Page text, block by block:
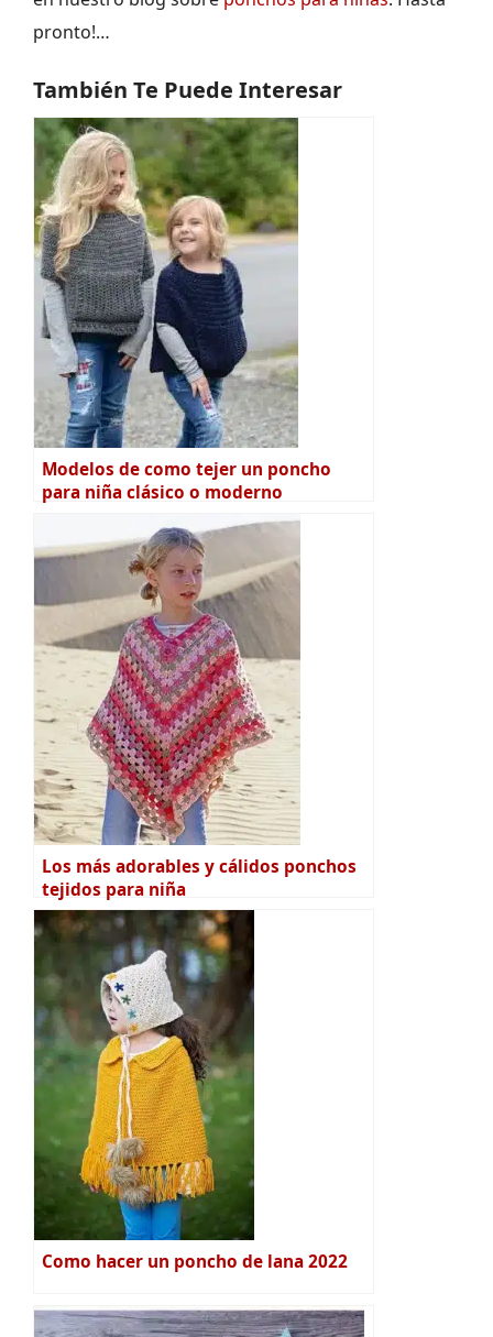
pronto!…
También Te Puede Interesar
Modelos de como tejer un poncho
para niña clásico o moderno
Los más adorables y cálidos ponchos
tejidos para niña
Como hacer un poncho de lana 2022